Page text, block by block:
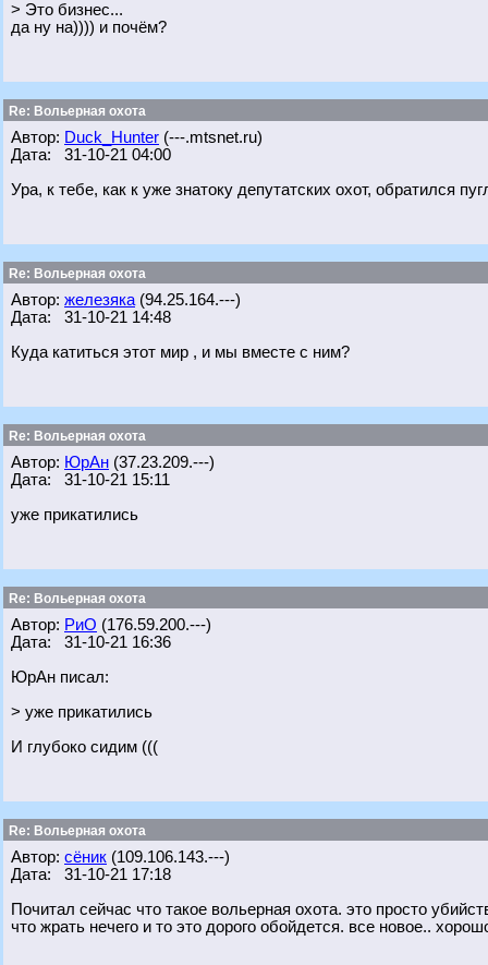
> Это бизнес...
да ну на)))) и почём?
Re: Вольерная охота
Автор: Duck_Hunter (---.mtsnet.ru)
Дата: 31-10-21 04:00
Ура, к тебе, как к уже знатоку депутатских охот, обратился
Re: Вольерная охота
Автор: железяка (94.25.164.---)
Дата: 31-10-21 14:48
Куда катиться этот мир , и мы вместе с ним?
Re: Вольерная охота
Автор: ЮрАн (37.23.209.---)
Дата: 31-10-21 15:11
уже прикатились
Re: Вольерная охота
Автор: РиО (176.59.200.---)
Дата: 31-10-21 16:36
ЮрАн писал:
> уже прикатились
И глубоко сидим (((
Re: Вольерная охота
Автор: сёник (109.106.143.---)
Дата: 31-10-21 17:18
Почитал сейчас что такое вольерная охота. это просто
что жрать нечего и то это дорого обойдется. все новое..